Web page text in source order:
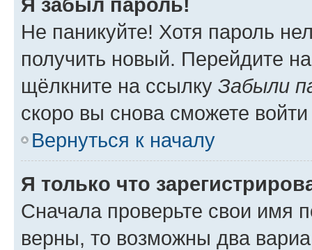
Не паникуйте! Хотя пароль
получить новый. Перейдите
щёлкните на ссылку Забыли
скоро вы снова сможете
Вернуться к началу
Я только что
Сначала проверьте свои имя
верны, то возможны два